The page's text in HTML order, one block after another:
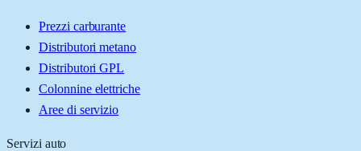
Prezzi carburante
Distributori metano
Distributori GPL
Colonnine elettriche
Aree di servizio
Servizi auto